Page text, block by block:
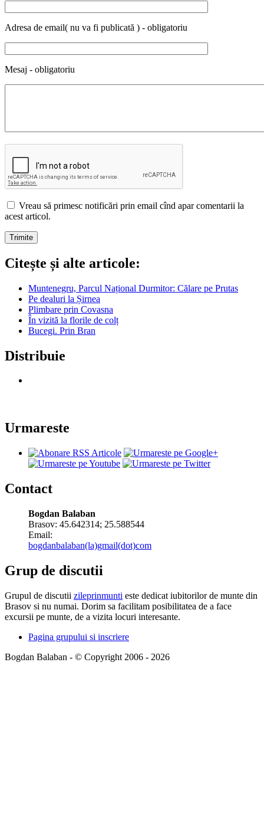
Adresa de email( nu va fi publicată ) - obligatoriu
Mesaj - obligatoriu
Vreau să primesc notificări prin email cînd apar comentarii la
acest articol.
Citește și alte articole:
Muntenegru, Parcul Național Durmitor: Călare pe Prutas
Pe dealuri la Șirnea
Plimbare prin Covasna
În vizită la florile de colț
Bucegi. Prin Bran
Distribuie
Urmareste
Contact
Bogdan Balaban
Brasov: 45.642314; 25.588544
Email:
bogdanbalaban(la)gmail(dot)com
Grup de discutii
Grupul de discutii zileprinmunti este dedicat iubitorilor de munte din
Brasov si nu numai. Dorim sa facilitam posibilitatea de a face
excursii pe munte, de a vizita locuri interesante.
Pagina grupului si inscriere
Bogdan Balaban - © Copyright 2006 - 2026